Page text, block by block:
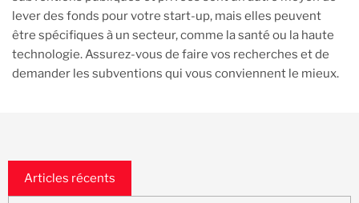
lever des fonds pour votre start-up, mais elles peuvent
être spécifiques à un secteur, comme la santé ou la haute
technologie. Assurez-vous de faire vos recherches et de
demander les subventions qui vous conviennent le mieux.
Articles récents